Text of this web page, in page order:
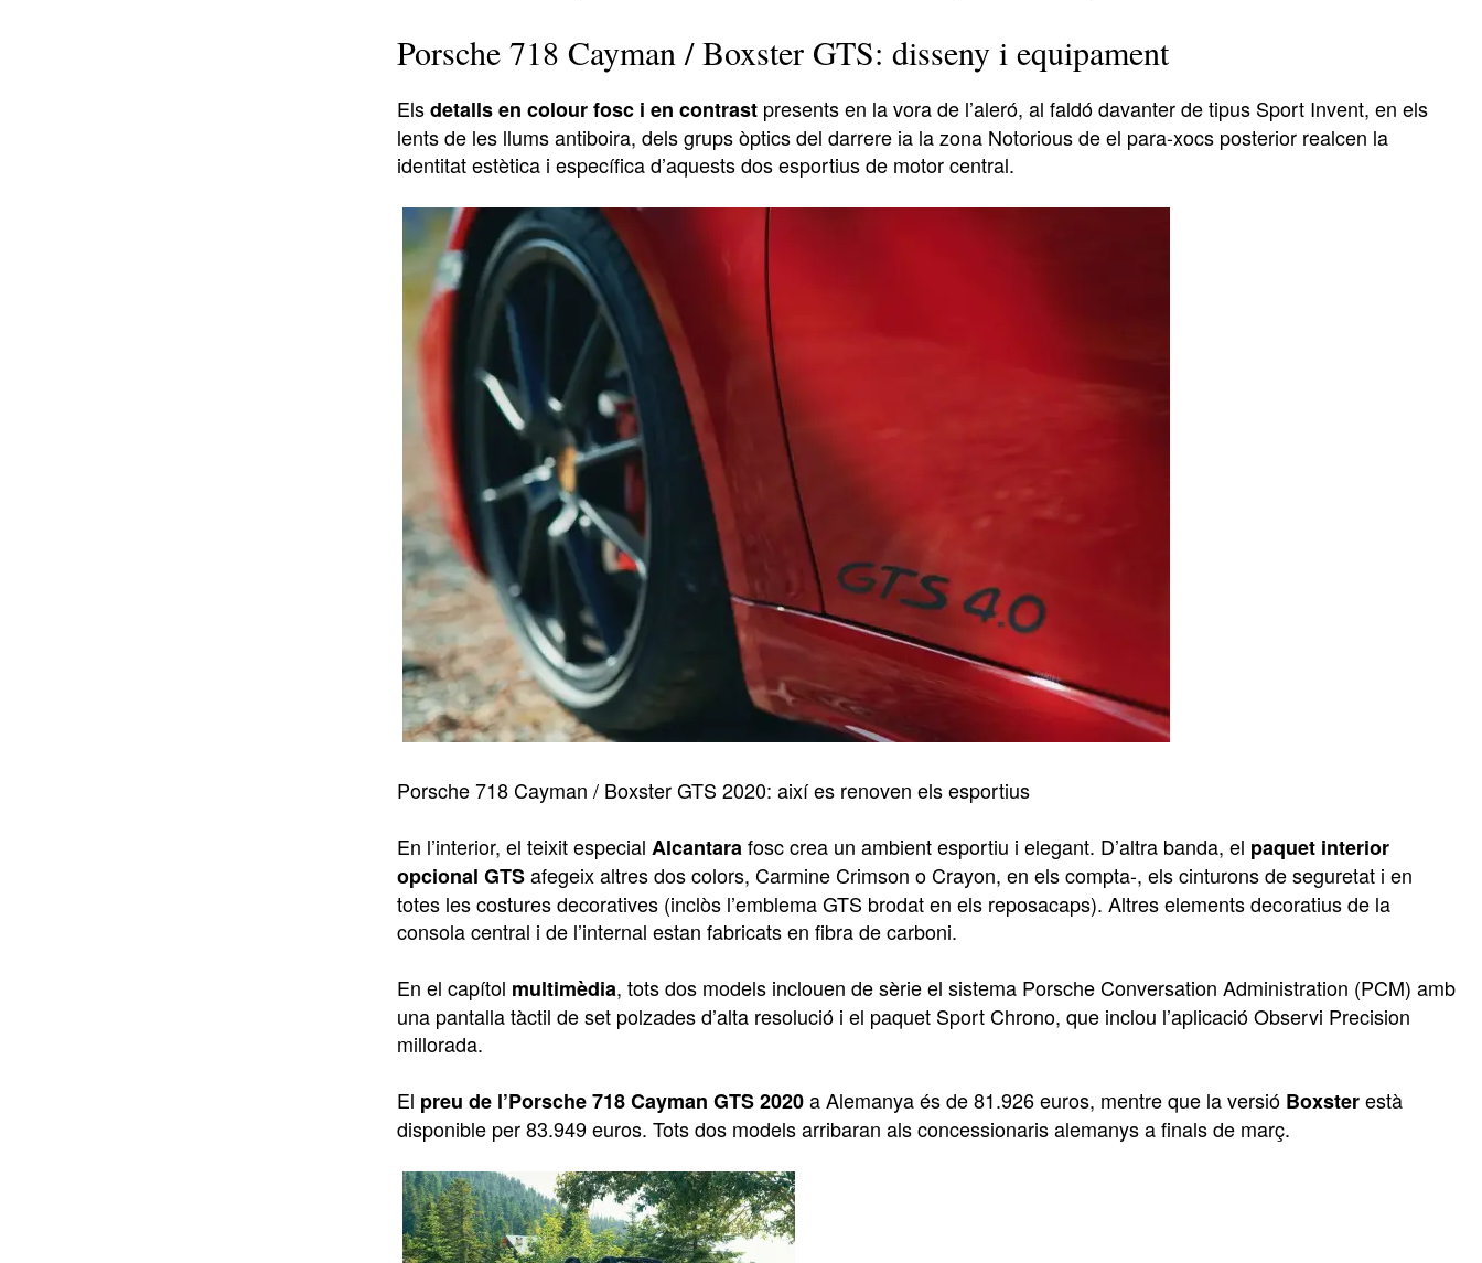
Porsche 718 Cayman / Boxster GTS: disseny i equipament
Elsdetalls en colour fosc i en contrast presents en la vora de l’aleró, al faldó davanter de tipus Sport Invent, en els
lents de les llums antiboira, dels grups òptics del darrere ia la zona Notorious de el para-xocs posterior realcen la
identitat estètica i específica d’aquests dos esportius de motor central.
Porsche 718 Cayman / Boxster GTS 2020: així es renoven els esportius
En l’interior, el teixit especial Alcantarafosc crea un ambient esportiu i elegant. D’altra banda, el paquet interior
opcional GTSafegeix altres dos colors, Carmine Crimson o Crayon, en els compta-, els cinturons de seguretat i en
totes les costures decoratives (inclòs l’emblema GTS brodat en els reposacaps). Altres elements decoratius de la
consola central i de l’internal estan fabricats en fibra de carboni.
En el capítol multimèdia, tots dos models inclouen de sèrie el sistema Porsche Conversation Administration (PCM) amb
una pantalla tàctil de set polzades d’alta resolució i el paquet Sport Chrono, que inclou l’aplicació Observi Precision
millorada.
El preu de l’Porsche 718 Cayman GTS 2020a Alemanya és de 81.926 euros, mentre que la versió Boxsterestà
disponible per 83.949 euros. Tots dos models arribaran als concessionaris alemanys a finals de març.